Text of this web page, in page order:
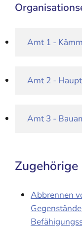
Amt 1 -
Amt 2 -
Amt 3 -
Abbrennen